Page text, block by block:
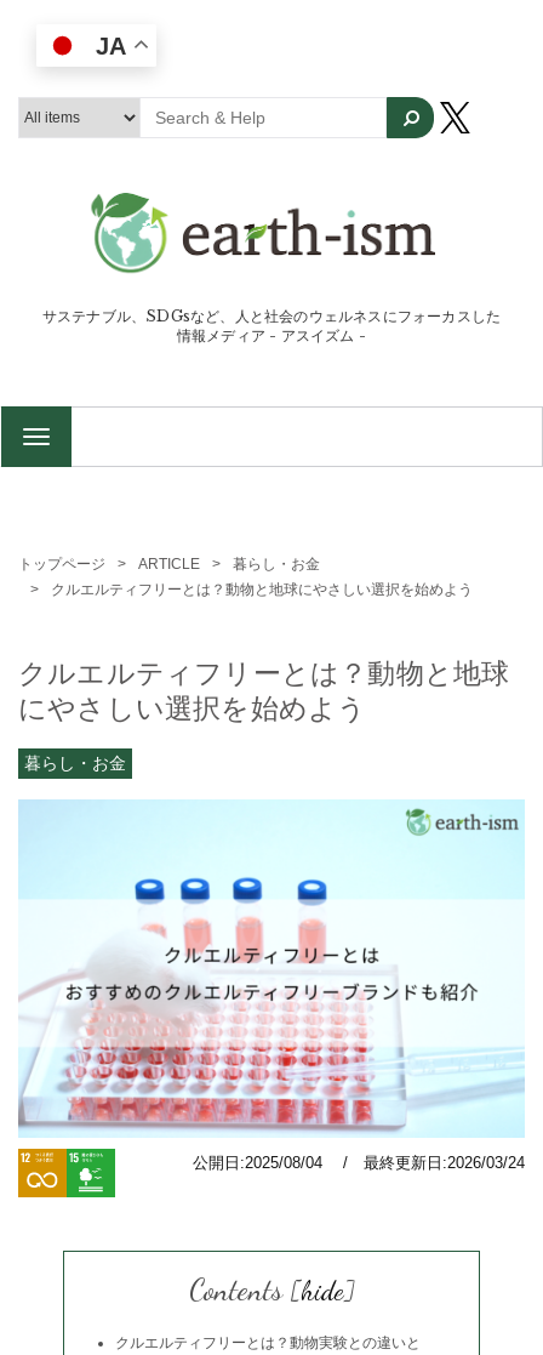
サステナブル、SDGsなど、人と社会のウェルネスにフォーカスした
情報メディア - アスイズム -
TOGGLE
トップページ ARTICLE
暮らし・お金
クルエルティフリーとは？動物と地球にやさしい選択を始めよう
クルエルティフリーとは？動物と地球
にやさしい選択を始めよう
暮らし・お金
公開日:2025/08/04 / 最終更新日:2026/03/24
Contents [hide]
クルエルティフリーとは？動物実験との違いと
JA